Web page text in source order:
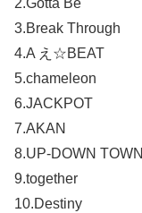
2.Gotta Be
3.Break Through
4.A え☆BEAT
5.chameleon
6.JACKPOT
7.AKAN
8.UP-DOWN TOWN
9.together
10.Destiny